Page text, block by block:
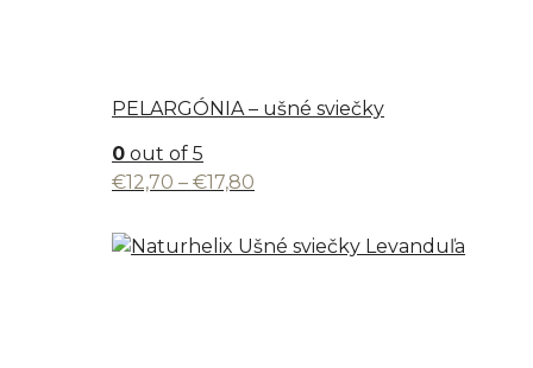
PELARGÓNIA – ušné sviečky
0 out of 5
€12,70 – €17,80
€12,70